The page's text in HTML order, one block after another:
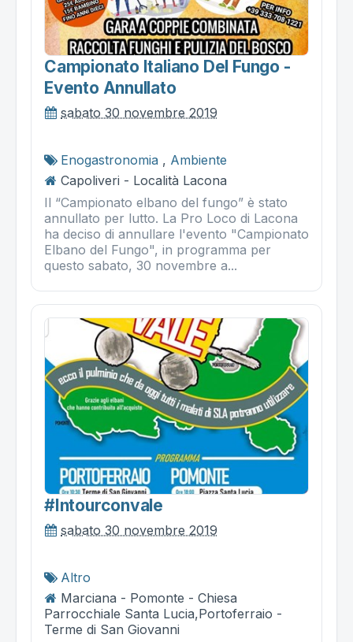
Campionato Italiano Del Fungo -
Evento Annullato
sabato 30 novembre 2019
Enogastronomia , Ambiente
Capoliveri - Località Lacona
Il “Campionato elbano del fungo” è stato
annullato per lutto. La Pro Loco di Lacona
ha deciso di annullare l'evento "Campionato
Elbano del Fungo", in programma per
questo sabato, 30 novembre a...
#intourconvale
sabato 30 novembre 2019
Altro
Marciana - Pomonte - Chiesa
Parrocchiale Santa Lucia,Portoferraio -
Terme di San Giovanni